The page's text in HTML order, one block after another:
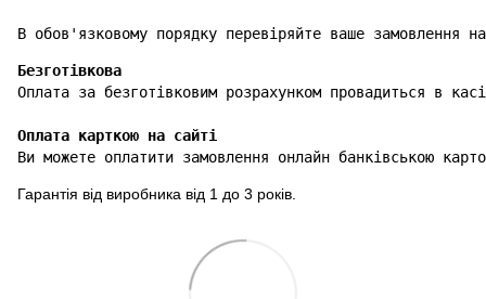
В обов'язковому порядку перевіряйте ваше замовлення
Безготівкова
Оплата карткою на сайті
Ви можете оплатити замовлення онлайн банківською
Гарантія від виробника від 1 до 3 років.